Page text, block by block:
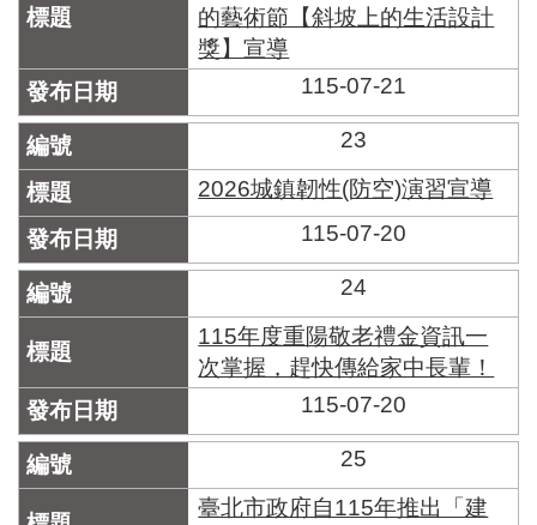
文
資
產
臺
北
市
區
里
界
說
臺
北
市
鄰
長
名
冊
的藝術節【斜坡上的生活設計
獎】宣導
115-07-21
23
2026城鎮韌性(防空)演習宣導
115-07-20
24
115年度重陽敬老禮金資訊一
次掌握，趕快傳給家中長輩！
115-07-20
25
臺北市政府自115年推出「建